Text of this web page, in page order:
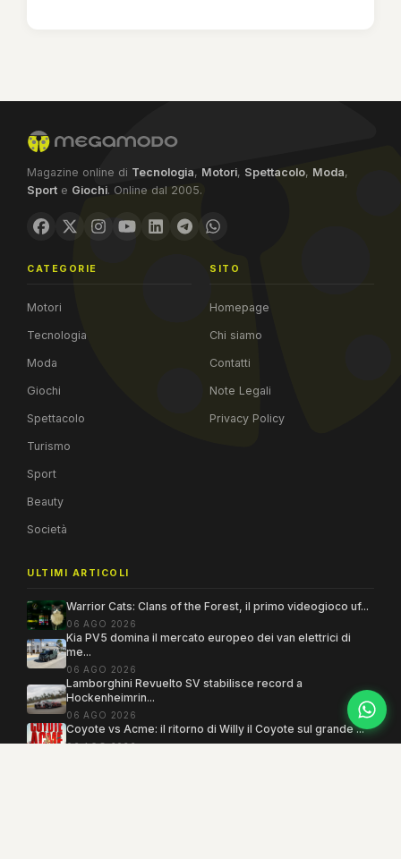
Magazine online di Tecnologia, Motori, Spettacolo, Moda,
Sport e Giochi. Online dal 2005.
CATEGORIE
Motori
Tecnologia
Moda
Giochi
Spettacolo
Turismo
Sport
Beauty
Società
SITO
Homepage
Chi siamo
Contatti
Note Legali
Privacy Policy
ULTIMI ARTICOLI
Warrior Cats: Clans of the Forest, il primo videogioco uf...
06 AGO 2026
Kia PV5 domina il mercato europeo dei van elettrici di
me...
06 AGO 2026
Lamborghini Revuelto SV stabilisce record a
Hockenheimrin...
06 AGO 2026
Coyote vs Acme: il ritorno di Willy il Coyote sul grande ...
06 AGO 2026